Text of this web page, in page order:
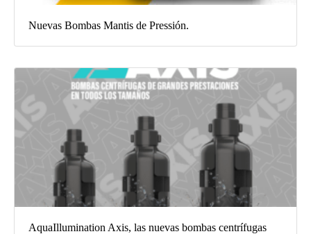
Nuevas Bombas Mantis de Pressión.
AquaIllumination Axis, las nuevas bombas centrífugas